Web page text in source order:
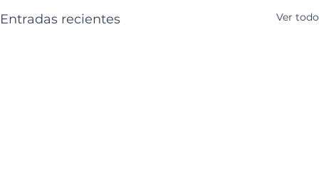
Entradas recientes Ver todo